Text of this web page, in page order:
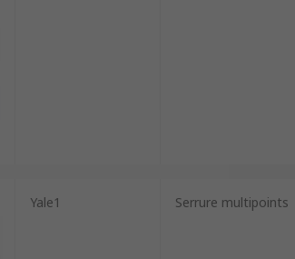
Yale1 Serrure multipoints